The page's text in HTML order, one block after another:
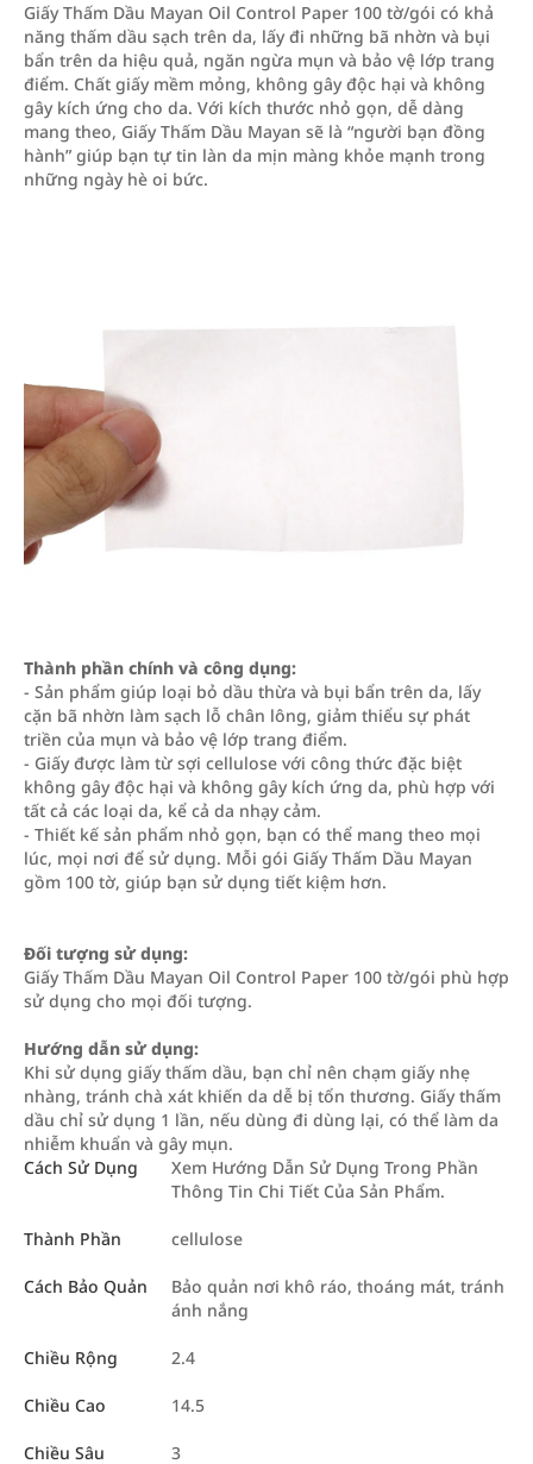
Giấy Thấm Dầu Mayan Oil Control Paper 100 tờ/gói có khả
năng thấm dầu sạch trên da, lấy đi những bã nhờn và bụi
bẩn trên da hiệu quả, ngăn ngừa mụn và bảo vệ lớp trang
điểm. Chất giấy mềm mỏng, không gây độc hại và không
gây kích ứng cho da. Với kích thước nhỏ gọn, dễ dàng
mang theo, Giấy Thấm Dầu Mayan sẽ là “người bạn đồng
hành” giúp bạn tự tin làn da mịn màng khỏe mạnh trong
những ngày hè oi bức.
Thành phần chính và công dụng:
- Sản phẩm giúp loại bỏ dầu thừa và bụi bẩn trên da, lấy
cặn bã nhờn làm sạch lỗ chân lông, giảm thiểu sự phát
triền của mụn và bảo vệ lớp trang điểm.
- Giấy được làm từ sợi cellulose với công thức đặc biệt
không gây độc hại và không gây kích ứng da, phù hợp với
tất cả các loại da, kể cả da nhạy cảm.
- Thiết kế sản phẩm nhỏ gọn, bạn có thể mang theo mọi
lúc, mọi nơi để sử dụng. Mỗi gói Giấy Thấm Dầu Mayan
gồm 100 tờ, giúp bạn sử dụng tiết kiệm hơn.
Đối tượng sử dụng:
Giấy Thấm Dầu Mayan Oil Control Paper 100 tờ/gói phù hợp
sử dụng cho mọi đối tượng.
Hướng dẫn sử dụng:
Khi sử dụng giấy thấm dầu, bạn chỉ nên chạm giấy nhẹ
nhàng, tránh chà xát khiến da dễ bị tổn thương. Giấy thấm
dầu chỉ sử dụng 1 lần, nếu dùng đi dùng lại, có thể làm da
nhiễm khuẩn và gây mụn.
Cách Sử Dụng
Xem Hướng Dẫn Sử Dụng Trong Phần
Thông Tin Chi Tiết Của Sản Phẩm.
Thành Phần cellulose
Cách Bảo Quản
Bảo quản nơi khô ráo, thoáng mát, tránh
ánh nắng
Chiều Rộng 2.4
Chiều Cao 14.5
Chiều Sâu 3